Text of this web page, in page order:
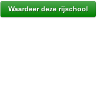
Waardeer deze rijschool